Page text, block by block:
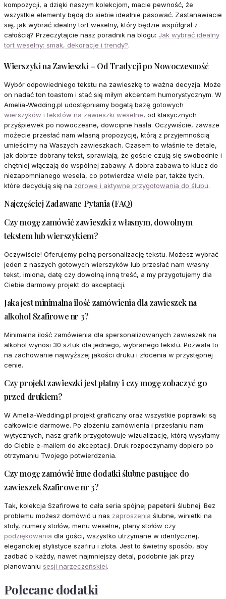
kompozycji, a dzięki naszym kolekcjom, macie pewność, że
wszystkie elementy będą do siebie idealnie pasować. Zastanawiacie
się, jak wybrać idealny tort weselny, który będzie współgrał z
całością? Przeczytajcie nasz poradnik na blogu: Jak wybrać idealny
tort weselny: smak, dekoracje i trendy?.
Wierszyki na Zawieszki – Od Tradycji po Nowoczesność
Wybór odpowiedniego tekstu na zawieszkę to ważna decyzja. Może
on nadać ton toastom i stać się miłym akcentem humorystycznym. W
Amelia-Wedding.pl udostępniamy bogatą bazę gotowych
wierszyków i tekstów na zawieszki weselne, od klasycznych
przyśpiewek po nowoczesne, dowcipne hasła. Oczywiście, zawsze
możecie przesłać nam własną propozycję, którą z przyjemnością
umieścimy na Waszych zawieszkach. Czasem to właśnie te detale,
jak dobrze dobrany tekst, sprawiają, że goście czują się swobodnie i
chętniej włączają do wspólnej zabawy. A dobra zabawa to klucz do
niezapomnianego wesela, co potwierdza wiele par, także tych,
które decydują się na zdrowe i aktywne przygotowania do ślubu.
Najczęściej Zadawane Pytania (FAQ)
Czy mogę zamówić zawieszki z własnym, dowolnym
tekstem lub wierszykiem?
Oczywiście! Oferujemy pełną personalizację tekstu. Możesz wybrać
jeden z naszych gotowych wierszyków lub przesłać nam własny
tekst, imiona, datę czy dowolną inną treść, a my przygotujemy dla
Ciebie darmowy projekt do akceptacji.
Jaka jest minimalna ilość zamówienia dla zawieszek na
alkohol Szafirowe nr 3?
Minimalna ilość zamówienia dla spersonalizowanych zawieszek na
alkohol wynosi 30 sztuk dla jednego, wybranego tekstu. Pozwala to
na zachowanie najwyższej jakości druku i złocenia w przystępnej
cenie.
Czy projekt zawieszki jest płatny i czy mogę zobaczyć go
przed drukiem?
W Amelia-Wedding.pl projekt graficzny oraz wszystkie poprawki są
całkowicie darmowe. Po złożeniu zamówienia i przesłaniu nam
wytycznych, nasz grafik przygotowuje wizualizację, którą wysyłamy
do Ciebie e-mailem do akceptacji. Druk rozpoczynamy dopiero po
otrzymaniu Twojego potwierdzenia.
Czy mogę zamówić inne dodatki ślubne pasujące do
zawieszek Szafirowe nr 3?
Tak, kolekcja Szafirowe to cała seria spójnej papeterii ślubnej. Bez
problemu możesz domówić u nas zaproszenia ślubne, winietki na
stoły, numery stołów, menu weselne, plany stołów czy
podziękowania dla gości, wszystko utrzymane w identycznej,
eleganckiej stylistyce szafiru i złota. Jest to świetny sposób, aby
zadbać o każdy, nawet najmniejszy detal, podobnie jak przy
planowaniu sesji narzeczeńskiej.
Polecane dodatki